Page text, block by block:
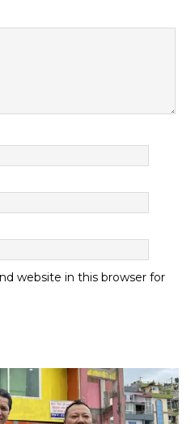
website in this browser for